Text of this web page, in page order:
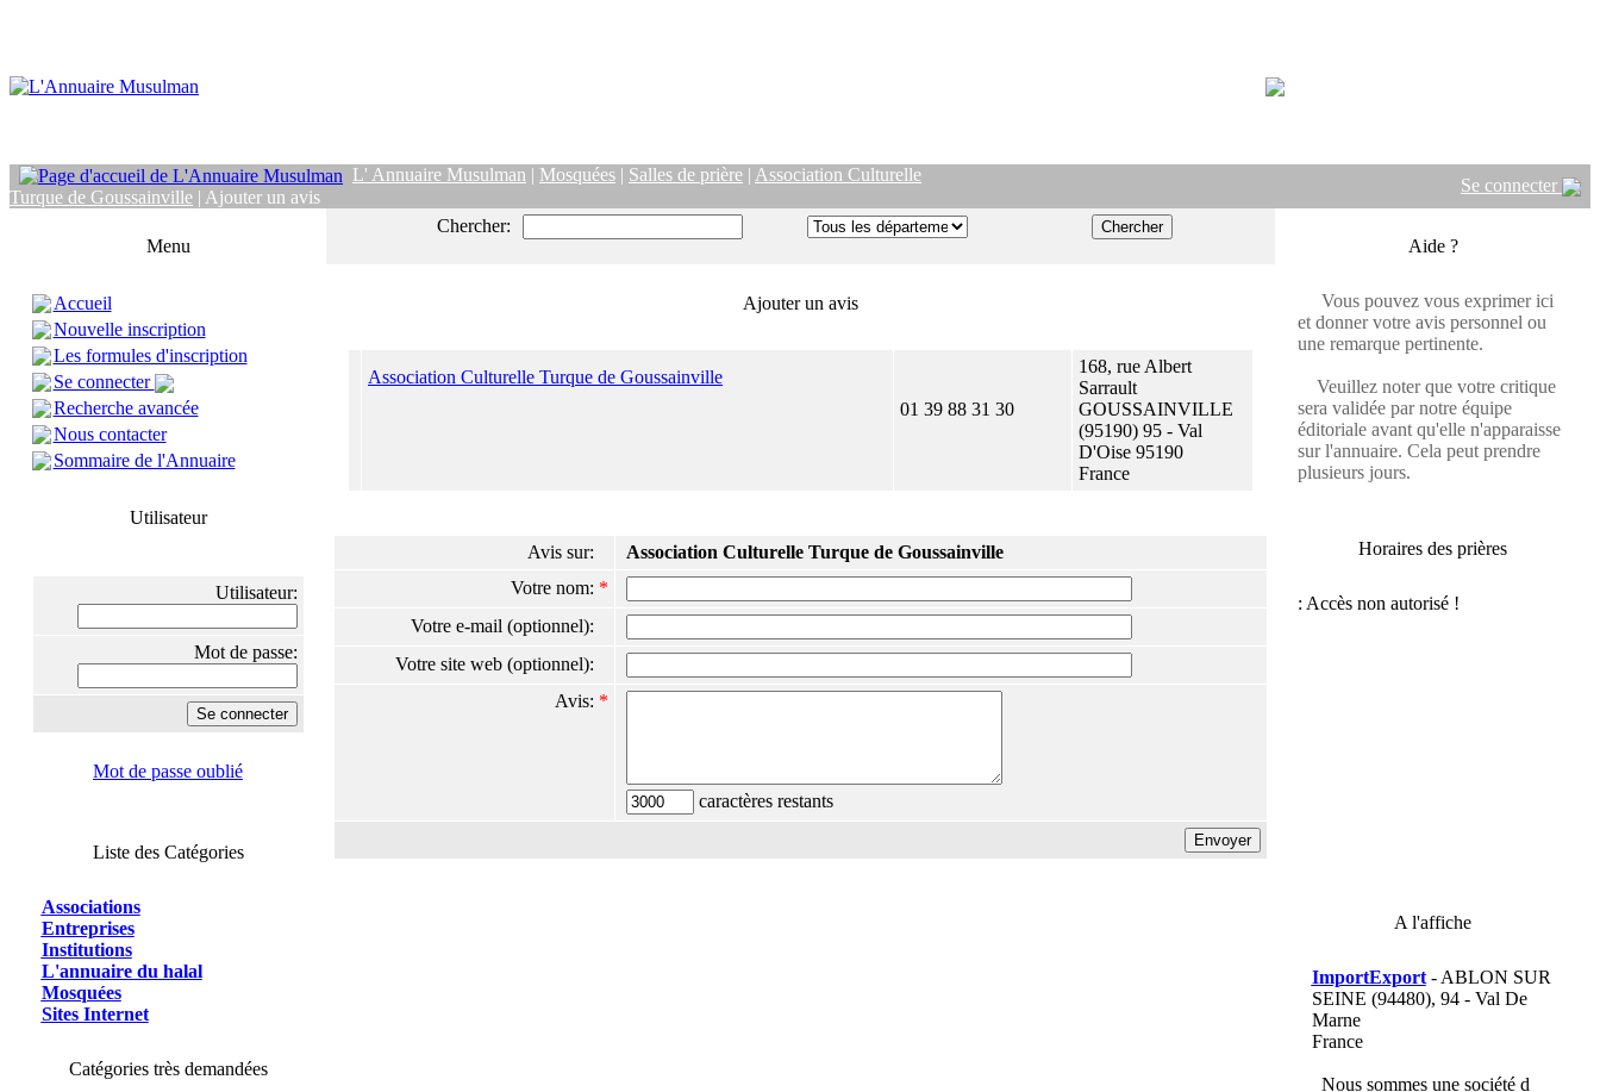
L' Annuaire Musulman | Mosquées | Salles de prière | Association Culturelle
Turque de Goussainville | Ajouter un avis
Se connecter
Menu
Accueil
Nouvelle inscription
Les formules d'inscription
Se connecter
Recherche avancée
Nous contacter
Sommaire de l'Annuaire
Utilisateur
Utilisateur:
Mot de passe:
Mot de passe oublié
Liste des Catégories
Associations
Entreprises
Institutions
L'annuaire du halal
Mosquées
Sites Internet
Catégories très demandées
Chercher:
Ajouter un avis
Association Culturelle Turque de Goussainville
01 39 88 31 30
168, rue Albert
Sarrault
GOUSSAINVILLE
(95190) 95 - Val
D'Oise 95190
France
Avis sur:
Association Culturelle Turque de Goussainville
Votre nom: *
Votre e-mail (optionnel):
Votre site web (optionnel):
Avis: *
caractères restants
Aide ?
Vous pouvez vous exprimer ici
et donner votre avis personnel ou
une remarque pertinente.
Veuillez noter que votre critique
sera validée par notre équipe
éditoriale avant qu'elle n'apparaisse
sur l'annuaire. Cela peut prendre
plusieurs jours.
Horaires des prières
A l'affiche
ImportExport- ABLON SUR
SEINE (94480), 94 - Val De
Marne
France
Nous sommes une société d